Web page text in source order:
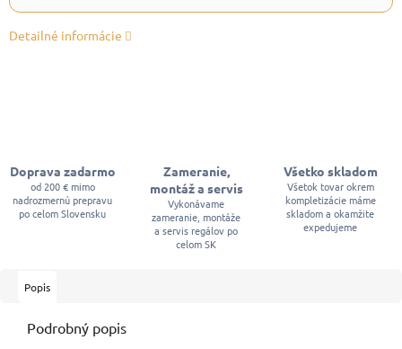
Detailné informácie
Doprava zadarmo
od 200 € mimo
nadrozmernú prepravu
po celom Slovensku
Zameranie,
montáž a servis
Vykonávame
zameranie, montáže
a servis regálov po
celom SK
Všetko skladom
Všetok tovar okrem
kompletizácie máme
skladom a okamžite
expedujeme
Popis
Podrobný popis